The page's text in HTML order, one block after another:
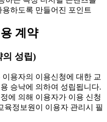
용하도록 만들어진 포인트
계약
의 성립)
용자의 이용신청에 대한 교
승낙에 의하여 성립됩니다.
에 의해 이용자가 이용 신청
육정보원이 이용자 관리시 필